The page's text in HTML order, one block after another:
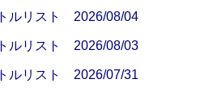
ルリスト 2026/08/04
ルリスト 2026/08/03
ルリスト 2026/07/31